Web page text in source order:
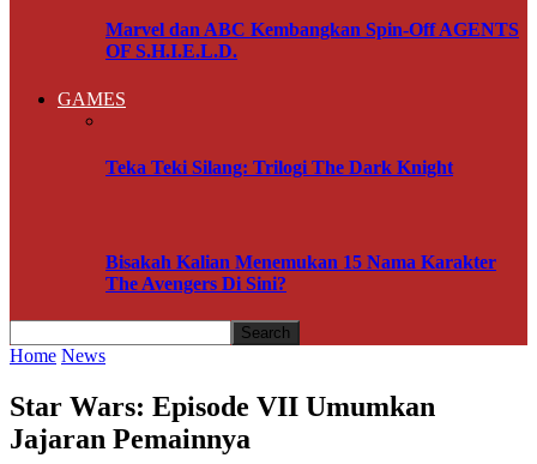
Marvel dan ABC Kembangkan Spin-Off AGENTS
OF S.H.I.E.L.D.
GAMES
Teka Teki Silang: Trilogi The Dark Knight
Bisakah Kalian Menemukan 15 Nama Karakter
The Avengers Di Sini?
Home News
Star Wars: Episode VII Umumkan
Jajaran Pemainnya